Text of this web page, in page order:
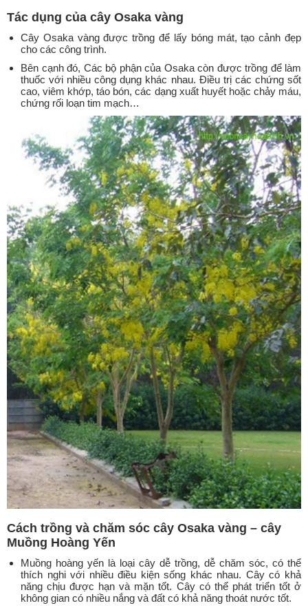
Tác dụng của cây Osaka vàng
Cây Osaka vàng được trồng để lấy bóng mát, tạo cảnh đẹp
cho các công trình.
Bên cạnh đó, Các bộ phận của Osaka còn được trồng để làm
thuốc với nhiều công dụng khác nhau. Điều trị các chứng sốt
cao, viêm khớp, táo bón, các dạng xuất huyết hoặc chảy máu,
chứng rối loạn tim mạch…
Cách trồng và chăm sóc cây Osaka vàng – cây
Muồng Hoàng Yến
Muồng hoàng yến là loại cây dễ trồng, dễ chăm sóc, có thể
thích nghi với nhiều điều kiện sống khác nhau. Cây có khả
năng chịu được hạn và mặn tốt. Cây có thể phát triển tốt ở
không gian có nhiều nắng và đất có khả năng thoát nước tốt.